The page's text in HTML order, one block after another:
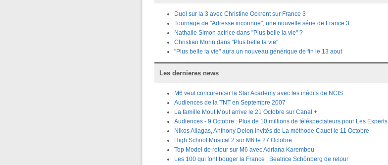
Duel sur la 3 avec Christine Ockrent sur France 3
Tournage de "Adresse inconnue", une nouvelle série de France 3
Nathalie Simon actrice dans "Plus belle la vie" ?
Christian Morin dans "Plus belle la vie"
"Plus belle la vie" aura un nouveau générique de fin le 13 aout
Les dernieres news
M6 veut concurencer la Star Academy avec les inédits de NCIS
Audiences de la TNT en Septembre 2007
La famille Mout Mout arrive le 21 Octobre sur Canal +
Audiences - 9 Octobre : Plus de 10 millions de téléspectateurs pour Les Experts
Nikos Aliagas, Anthony Delon invités de La méthode Cauet le 11 Octobre
High School Musical 2 sur M6 le 27 Octobre
Top Model de retour sur M6 avec Adriana Karembeu
Les 100 qui font bouger la France : Beatrice Schönberg de retour